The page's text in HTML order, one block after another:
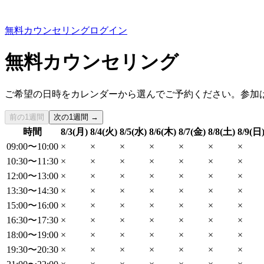
無料カウンセリングログイン
無料カウンセリング
ご希望の日時をカレンダーから選んでご予約ください。参加
前の1週間 次の1週間 →
時間 8/3(月) 8/4(火) 8/5(水) 8/6(木) 8/7(金) 8/8(土) 8/9(日)
09:00〜10:00 × × × × × ×
×
10:30〜11:30 × × × × × ×
×
12:00〜13:00 × × × × × ×
×
13:30〜14:30 × × × × × ×
×
15:00〜16:00 × × × × × ×
×
16:30〜17:30 × × × × × ×
×
18:00〜19:00 × × × × × ×
×
19:30〜20:30 × × × × × ×
×